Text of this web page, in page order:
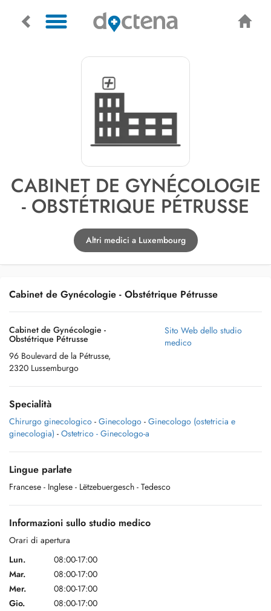
CABINET DE GYNÉCOLOGIE
- OBSTÉTRIQUE PÉTRUSSE
Altri medici a Luxembourg
Cabinet de Gynécologie - Obstétrique Pétrusse
Cabinet de Gynécologie -
Obstétrique Pétrusse
96 Boulevard de la Pétrusse,
2320 Lussemburgo
Sito Web dello studio
medico
Specialità
Chirurgo ginecologico - Ginecologo - Ginecologo (ostetricia e
ginecologia) - Ostetrico - Ginecologo-a
Lingue parlate
Francese - Inglese - Lëtzebuergesch - Tedesco
Informazioni sullo studio medico
Orari di apertura
Lun.
08:00-17:00
Mar.
08:00-17:00
Mer.
08:00-17:00
Gio.
08:00-17:00